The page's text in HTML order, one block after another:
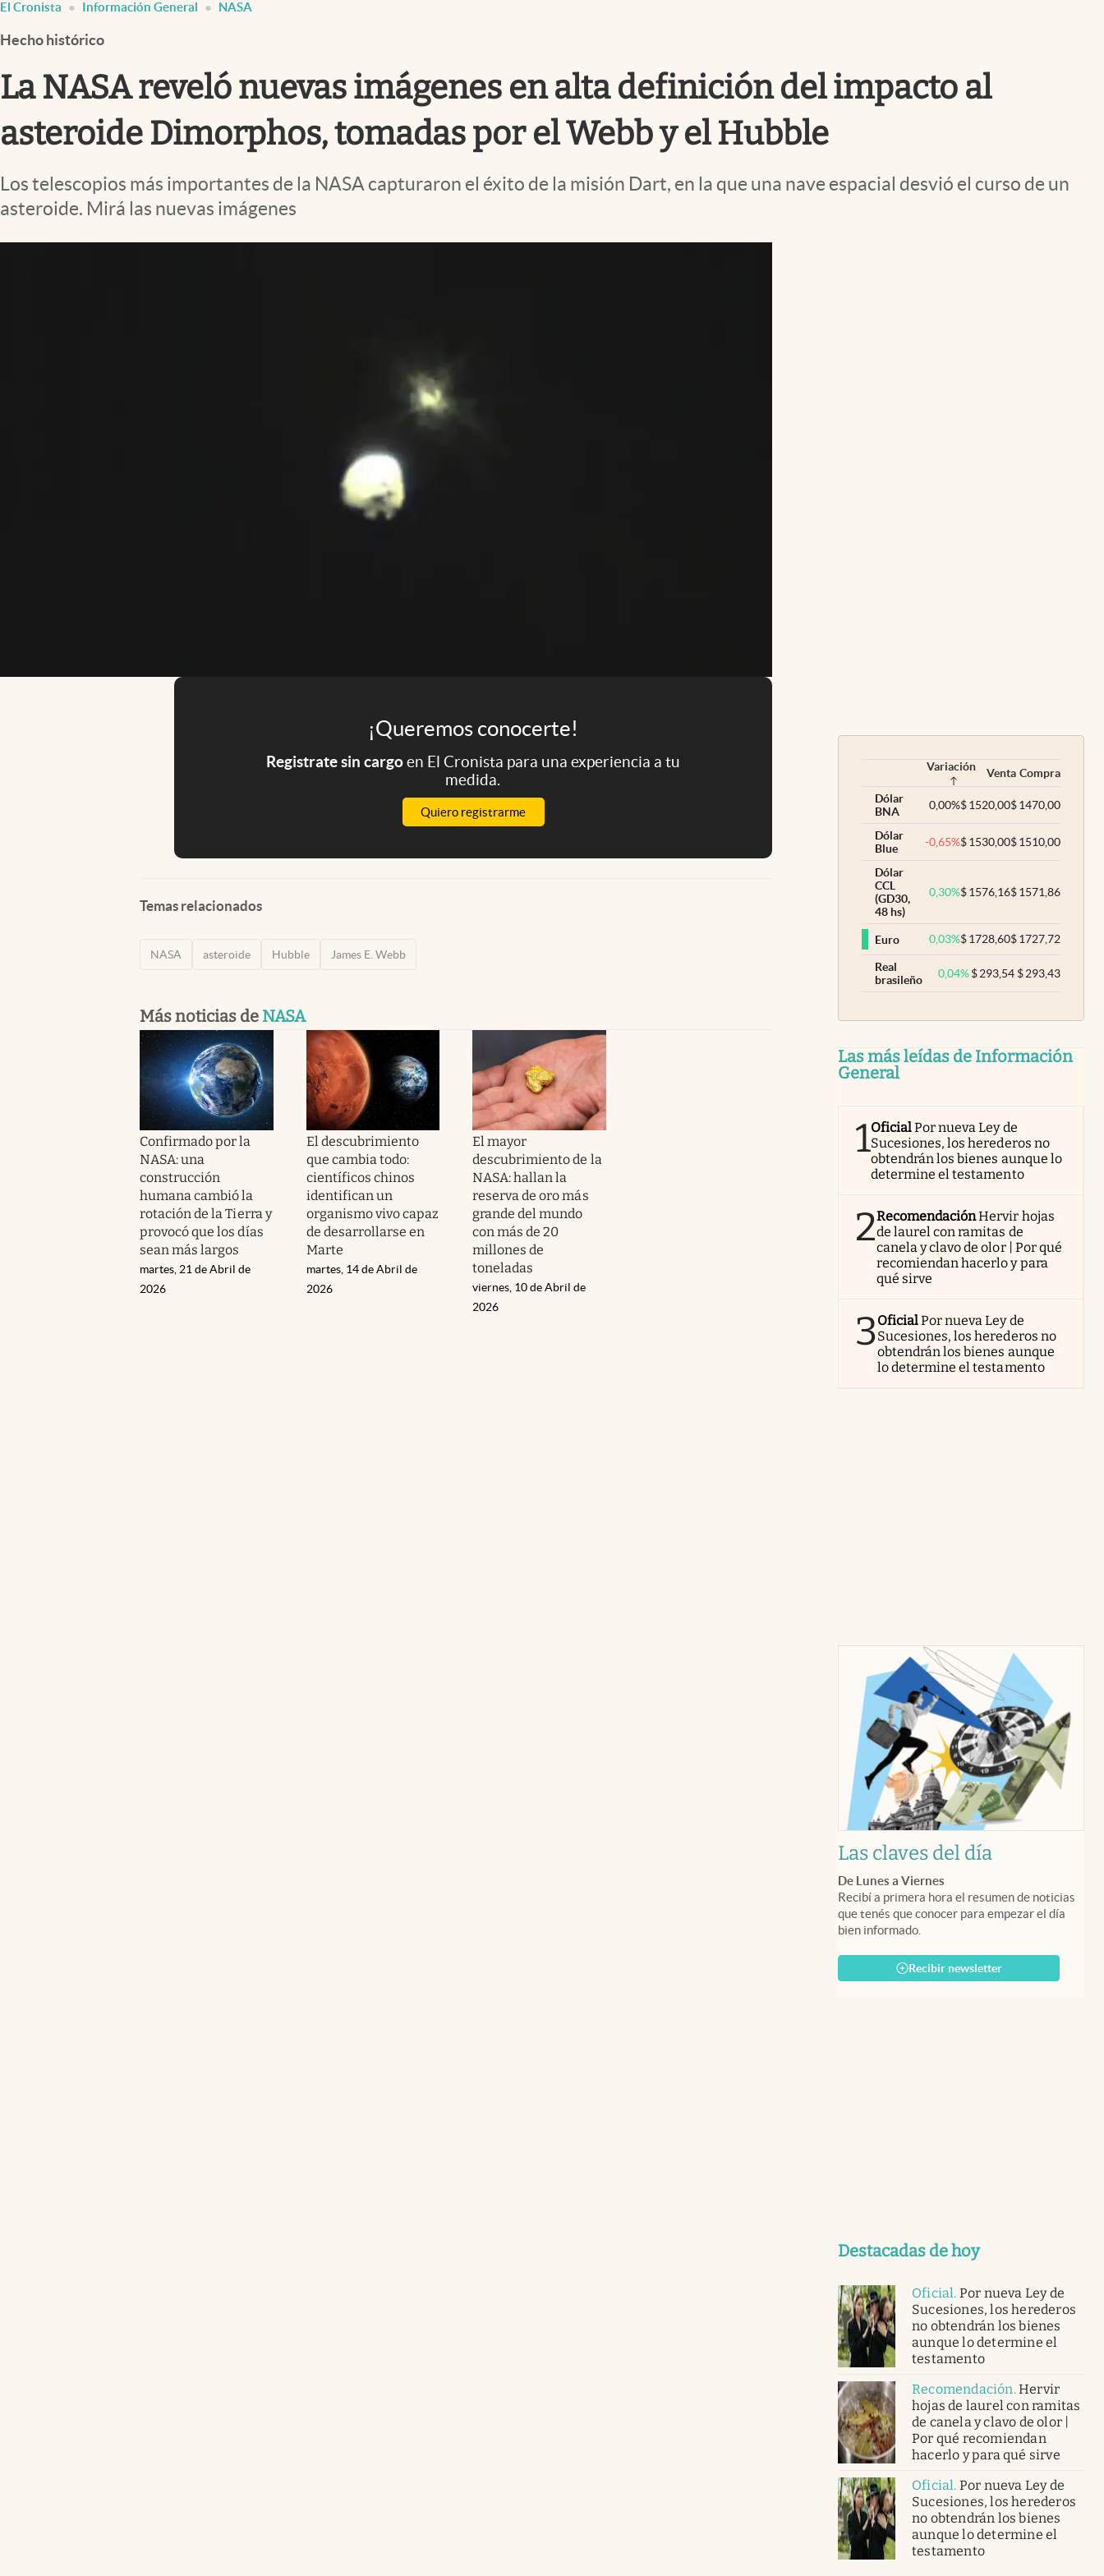
Infotechnology
Clase
Clima
Mundial 2026
Eventos Corporativos
El Cronista Información General NASA
Hecho histórico
La NASA reveló nuevas imágenes en alta definición del impacto al
asteroide Dimorphos, tomadas por el Webb y el Hubble
Los telescopios más importantes de la NASA capturaron el éxito de la misión Dart, en la que una nave espacial desvió el curso de un
asteroide. Mirá las nuevas imágenes
¡Queremos conocerte!
Registrate sin cargoen El Cronista para una experiencia a tu
medida.
Quiero registrarme
Temas relacionados
NASA asteroide Hubble James E. Webb
Más noticias de NASA
Confirmado por la
NASA: una
construcción
humana cambió la
rotación de la Tierra y
provocó que los días
sean más largos
martes, 21 de Abril de
2026
El descubrimiento
que cambia todo:
científicos chinos
identifican un
organismo vivo capaz
de desarrollarse en
Marte
martes, 14 de Abril de
2026
El mayor
descubrimiento de la
NASA: hallan la
reserva de oro más
grande del mundo
con más de 20
millones de
toneladas
viernes, 10 de Abril de
2026
Variación Venta Compra
Dólar
BNA
0,00%$1520,00$1470,00
Dólar
Blue
-0,65%$1530,00$1510,00
Dólar
CCL
(GD30,
48 hs)
0,30%$1576,16$1571,86
Euro 0,03%$1728,60$1727,72
Real
brasileño
0,04% $293,54 $293,43
Las más leídas de Información
General
1OficialPor nueva Ley de
Sucesiones, los herederos no
obtendrán los bienes aunque lo
determine el testamento
2RecomendaciónHervir hojas
de laurel con ramitas de
canela y clavo de olor | Por qué
recomiendan hacerlo y para
qué sirve
3OficialPor nueva Ley de
Sucesiones, los herederos no
obtendrán los bienes aunque
lo determine el testamento
Las claves del día
De Lunes a Viernes
Recibí a primera hora el resumen de noticias
que tenés que conocer para empezar el día
bien informado.
Recibir newsletter
Destacadas de hoy
Oficial. Por nueva Ley de
Sucesiones, los herederos
no obtendrán los bienes
aunque lo determine el
testamento
Recomendación.Hervir
hojas de laurel con ramitas
de canela y clavo de olor |
Por qué recomiendan
hacerlo y para qué sirve
Oficial. Por nueva Ley de
Sucesiones, los herederos
no obtendrán los bienes
aunque lo determine el
testamento